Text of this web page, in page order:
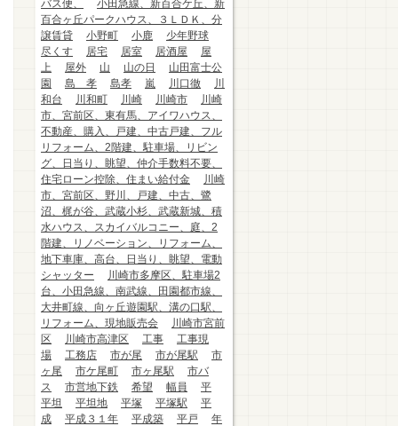
バス便、
小田急線、新百合ケ丘、新
百合ヶ丘パークハウス、３ＬＤＫ、分
譲賃貸
小野町 小鹿
少年野球
尽くす
居宅 居室 居酒屋
屋
上
屋外 山 山の日
山田富士公
園
島 孝 島孝 嵐 川口徹
川
和台
川和町 川崎 川崎市
川崎
市、宮前区、東有馬、アイワハウス、
不動産、購入、戸建、中古戸建、フル
リフォーム、2階建、駐車場、リビン
グ、日当り、眺望、仲介手数料不要、
住宅ローン控除、住まい給付金
川崎
市、宮前区、野川、戸建、中古、鷺
沼、梶が谷、武蔵小杉、武蔵新城、積
水ハウス、スカイバルコニー、庭、2
階建、リノベーション、リフォーム、
地下車庫、高台、日当り、眺望、電動
シャッター
川崎市多摩区、駐車場2
台、小田急線、南武線、田園都市線、
大井町線、向ヶ丘遊園駅、溝の口駅、
リフォーム、現地販売会
川崎市宮前
区
川崎市高津区 工事
工事現
場
工務店 市が尾 市が尾駅
市
ヶ尾
市ケ尾町 市ヶ尾駅
市バ
ス
市営地下鉄 希望 幅員
平
平坦
平坦地 平塚 平塚駅
平
成
平成３１年 平成築 平戸
年